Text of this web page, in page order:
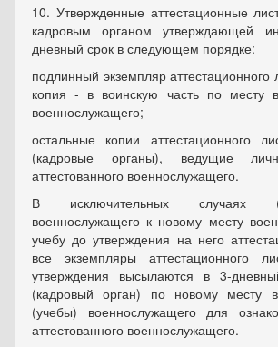
10. Утвержденные аттестационные
кадровым органом утверждающей
дневный срок в следующем порядке:
подлинный экземпляр аттестационного
копия - в воинскую часть по месту
военнослужащего;
остальные копии аттестационного
(кадровые органы), ведущие
аттестованного военнослужащего.
В исключительных случаях
военнослужащего к новому месту
учебу до утверждения на него
все экземпляры аттестационного
утверждения высылаются в 3-
(кадровый орган) по новому месту
(учебы) военнослужащего для
аттестованного военнослужащего.